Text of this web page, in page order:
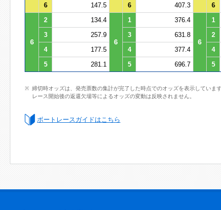
6
147.5 6 407.3 6
6
2 134.4
6
1 376.4
6
1
3
257.9 3 631.8
2
4
177.5 4 377.4
4
5
281.1 5 696.7 5
締切時オッズは、発売票数の集計が完了した時点でのオッズを表示していま
レース開始後の返還欠場等によるオッズの変動は反映されません。
ボートレースガイドはこちら